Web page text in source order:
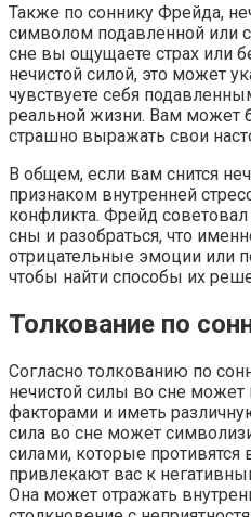
Также по соннику Фрейда,
символом подавленной или
сне вы ощущаете страх или
нечистой силой, это может
чувствуете себя
реальной жизни. Вам может
страшно выражать свои
В общем, если вам снится
признаком внутренней
конфликта. Фрейд
сны и разобраться, что
отрицательные эмоции или
чтобы найти способы их
Толкование по
Согласно толкованию по
нечистой силы во сне
факторами и иметь
сила во сне может
силами, которые
привлекают вас к
Она может отражать